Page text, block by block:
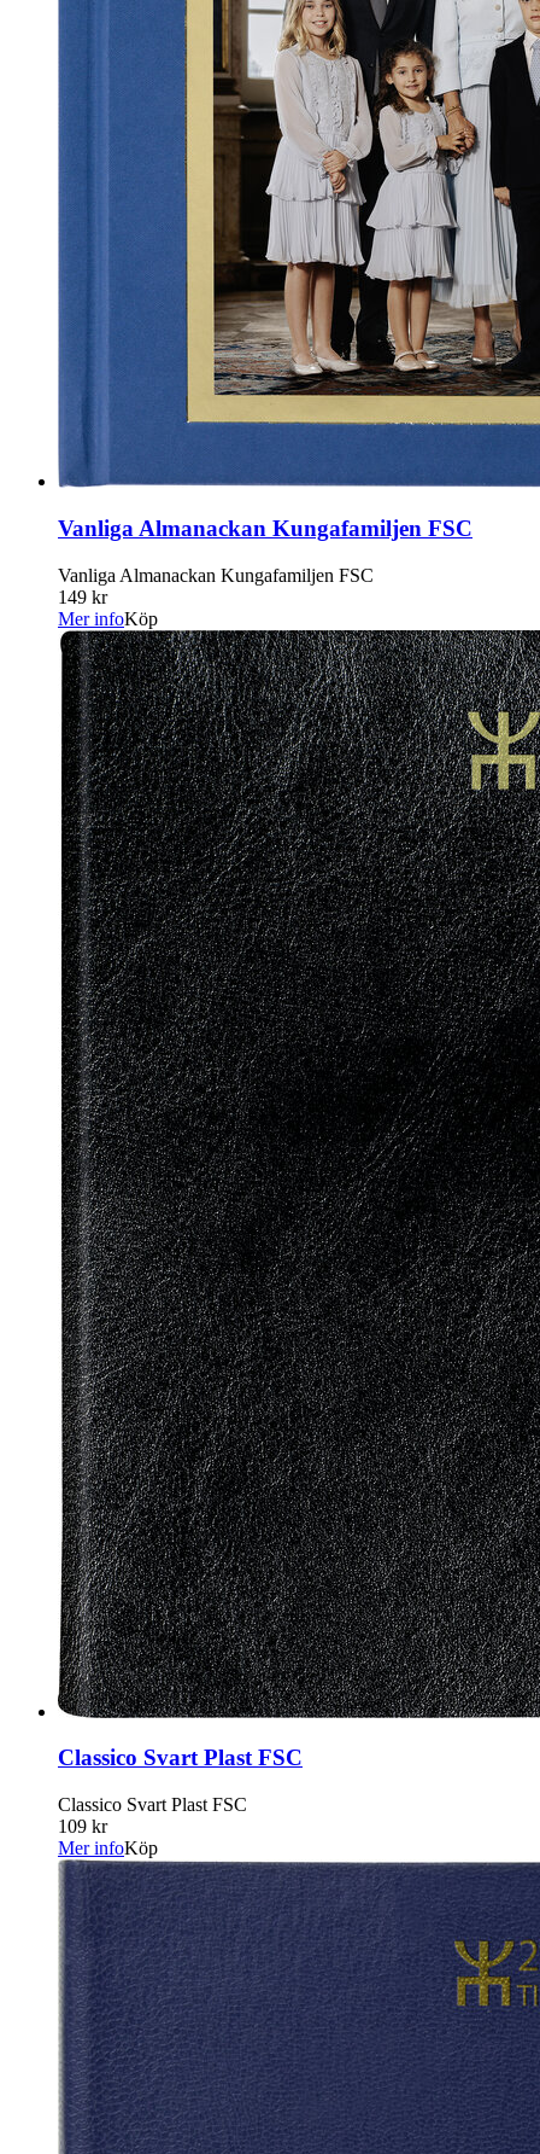
Vanliga Almanackan Kungafamiljen FSC
Vanliga Almanackan Kungafamiljen FSC
149 kr
Mer infoKöp
Classico Svart Plast FSC
Classico Svart Plast FSC
109 kr
Mer infoKöp